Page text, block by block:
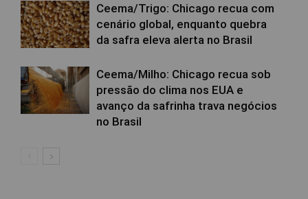
Ceema/Trigo: Chicago recua com
cenário global, enquanto quebra
da safra eleva alerta no Brasil
Ceema/Milho: Chicago recua sob
pressão do clima nos EUA e
avanço da safrinha trava negócios
no Brasil